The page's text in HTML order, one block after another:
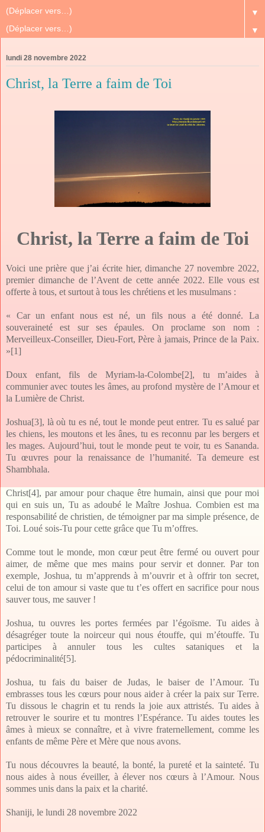
▼
▼
lundi 28 novembre 2022
Christ, la Terre a faim de Toi
Christ, la Terre a faim de Toi
Voici une prière que j’ai écrite hier, dimanche 27 novembre 2022,
premier dimanche de l’Avent de cette année 2022. Elle vous est
offerte à tous, et surtout à tous les chrétiens et les musulmans :
« Car un enfant nous est né, un fils nous a été donné. La
souveraineté est sur ses épaules. On proclame son nom :
Merveilleux-Conseiller, Dieu-Fort, Père à jamais, Prince de la Paix.
»[1]
Doux enfant, fils de Myriam-la-Colombe[2], tu m’aides à
communier avec toutes les âmes, au profond mystère de l’Amour et
la Lumière de Christ.
Joshua[3], là où tu es né, tout le monde peut entrer. Tu es salué par
les chiens, les moutons et les ânes, tu es reconnu par les bergers et
les mages. Aujourd’hui, tout le monde peut te voir, tu es Sananda.
Tu œuvres pour la renaissance de l’humanité. Ta demeure est
Shambhala.
Christ[4], par amour pour chaque être humain, ainsi que pour moi
qui en suis un, Tu as adoubé le Maître Joshua. Combien est ma
responsabilité de christien, de témoigner par ma simple présence, de
Toi. Loué sois-Tu pour cette grâce que Tu m’offres.
Comme tout le monde, mon cœur peut être fermé ou ouvert pour
aimer, de même que mes mains pour servir et donner. Par ton
exemple, Joshua, tu m’apprends à m’ouvrir et à offrir ton secret,
celui de ton amour si vaste que tu t’es offert en sacrifice pour nous
sauver tous, me sauver !
Joshua, tu ouvres les portes fermées par l’égoïsme. Tu aides à
désagréger toute la noirceur qui nous étouffe, qui m’étouffe. Tu
participes à annuler tous les cultes sataniques et la
pédocriminalité[5].
Joshua, tu fais du baiser de Judas, le baiser de l’Amour. Tu
embrasses tous les cœurs pour nous aider à créer la paix sur Terre.
Tu dissous le chagrin et tu rends la joie aux attristés. Tu aides à
retrouver le sourire et tu montres l’Espérance. Tu aides toutes les
âmes à mieux se connaître, et à vivre fraternellement, comme les
enfants de même Père et Mère que nous avons.
Tu nous découvres la beauté, la bonté, la pureté et la sainteté. Tu
nous aides à nous éveiller, à élever nos cœurs à l’Amour. Nous
sommes unis dans la paix et la charité.
Shaniji, le lundi 28 novembre 2022